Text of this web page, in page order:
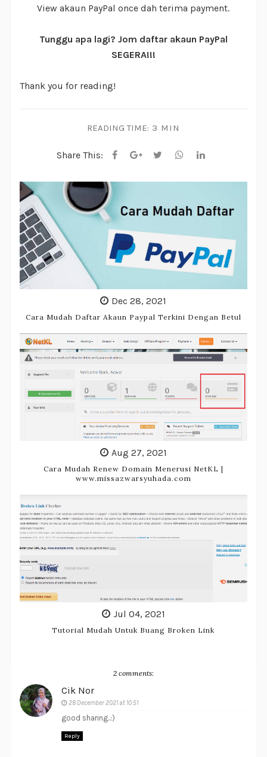
View akaun PayPal once dah terima payment.
Tunggu apa lagi? Jom daftar akaun PayPal
SEGERA!!!
Thank you for reading!
READING TIME: 3 MIN
Share This:
Dec 28, 2021
Cara Mudah Daftar Akaun Paypal Terkini Dengan Betul
Aug 27, 2021
Cara Mudah Renew Domain Menerusi NetKL |
www.missazwarsyuhada.com
Jul 04, 2021
Tutorial Mudah Untuk Buang Broken Link
2 comments:
Cik Nor
28 December 2021 at 10:51
good sharing..:)
Reply